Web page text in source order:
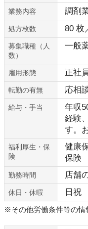
業務内容 調剤
処方枚数 80 枚
募集職種（人
数）
一般
雇用形態 正社
転勤の有無 応相
給与・手当
年収
経験
す。
福利厚生・保
険
健康
保険
勤務時間 店舗
休日・休暇 日祝
※その他労働条件等の情